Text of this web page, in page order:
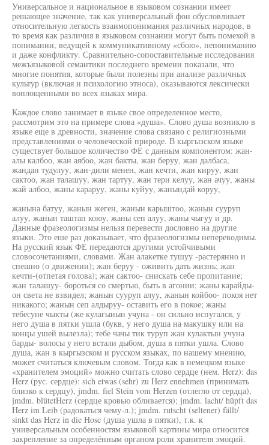
Универсальное и национальное в языковом сознании имеет
решающее значение, так как универсальный фон обусловливает
относительную легкость взаимопонимания различных народов, в
то время как различия в языковом сознании могут быть помехой в
понимании, ведущей к коммуникативному «сбою», непониманию
и даже конфликту. Сравнительно-сопоставительные исследования
межъязыковой семантики последнего времени показали, что
многие понятия, которые были полезны при анализе различных
культур (включая и психологию этноса), оказываются лексически
воплощенными во всех языках мира.
Каждое слово занимает в языке свое определенное место,
рассмотрим это на примере слова «душа». Слово душа возникло в
языке еще в древности, значение слова связано с религиозными
представлениями о человеческой природе. В кыргызском языке
существует большое количество ФЕ с данным компонентом: жан-
алы калбоо, жан аябоо, жан бакты, жан беруу, жан далбаса,
жандан тудулуу, жан-дили менен, жан кечти, жан кируу, жан
сактоо, жан талашуу, жан тартуу, жан тери келуу, жан ачуу, жаны
жай албоо, жаны караруу, жаны куйуу, жанындай коруу,
жанына батуу, жанын жеген, жанын карыштоо, жанын сууруп
алуу, жанын таштап коюу, жаны сеп алуу, жаны чыгуу и др.
Данные фразеологизмы нельзя перевести дословно на другие
языки. Это еше раз доказывает, что фразеологизмы непереводимы.
На русский язык ФЕ передаются другими устойчивыми
словосочетаниями, словами. Жан алакетке тушуу -растерянно и
спешно (о движении); жан беруу - оживить дать жизнь; жан
кечти-(отпетая голова); жан сактоо- снискать себе пропитание;
жан талашуу- бороться со смертью, быть в агонии; жаны карайды-
он света не взвидел; жанын сууруп алуу, жанын койбоо- покоя нет
никакого; жанын сеп алдыруу- оставить его в покое; жаны
тебесуне чыкты (же кулагынын учуна - он сильно испугался, у
него душа в пятки ушла (букв, у него душа на макушку или на
концы ушей вылезла); тебе чачы тик туруп жан кулактын учуна
барды- волосы у него встали дыбом, душа в пятки ушла. Слово
душа, жан в кыргызском и русском языках, по нашему мнению,
может считаться ключевым словом. Тогда как в немецком языке
«хранителем эмоций» можно считать слово сердце (нем. Herz): das
Herz (рус. сердце): sich etwas (sehr) zu Herz ennehmen (принимать
близко к сердцу), jmdm. fiel Stein vom Herzen (отлегло от сердца),
jmdm. blütetHerz (сердце кровью обливается); jmdm. lacht/ hüpft das
Herz im Leib (радоваться чему-л.); jmdm. rutscht (seltener) fällt/
sinkt das Herz in die Hose (душа ушла в пятки), т.к. к
универсальным особенностям языковой картины мира относится
закрепление за определённым органом роли хранителя эмоций.